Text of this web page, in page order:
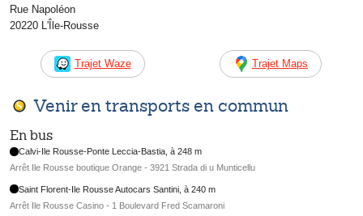
Rue Napoléon
20220 L'Île-Rousse
Trajet Waze Trajet Maps
Venir en transports en commun
En bus
Calvi-Ile Rousse-Ponte Leccia-Bastia, à 248 m
Arrêt Ile Rousse boutique Orange - 3921 Strada di u Munticellu
Saint Florent-Ile Rousse Autocars Santini, à 240 m
Arrêt Ile Rousse Casino - 1 Boulevard Fred Scamaroni